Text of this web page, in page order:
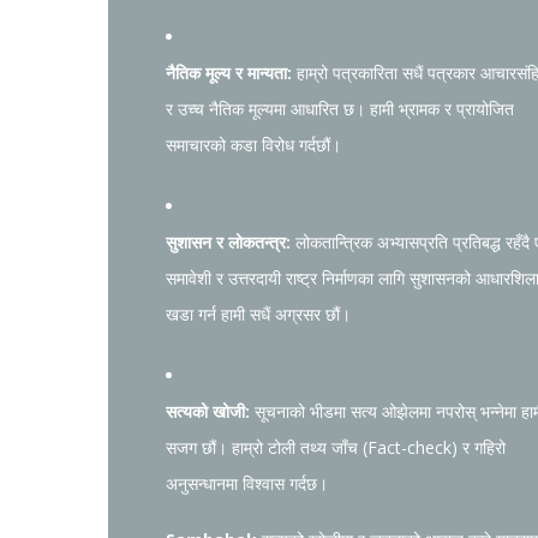
नैतिक मूल्य र मान्यता: हाम्रो पत्रकारिता सधैं पत्रकार
र उच्च नैतिक मूल्यमा आधारित छ। हामी भ्रामक र प्रायोजित
समाचारको कडा विरोध गर्दछौं।
सुशासन र लोकतन्त्र: लोकतान्त्रिक अभ्यासप्रति प्रतिबद्ध रहँदै
समावेशी र उत्तरदायी राष्ट्र निर्माणका लागि सुशासनको आधारशिला
खडा गर्न हामी सधैं अग्रसर छौं।
सत्यको खोजी: सूचनाको भीडमा सत्य ओझेलमा नपरोस् भन्नेमा
सजग छौं। हाम्रो टोली तथ्य जाँच (Fact-check) र गहिरो
अनुसन्धानमा विश्वास गर्दछ।